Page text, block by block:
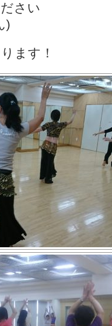
さい
)
ます！